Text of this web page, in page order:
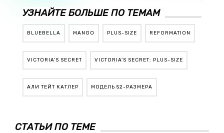
УЗНАЙТЕ БОЛЬШЕ ПО ТЕМАМ
BLUEBELLA MANGO PLUS-SIZE REFORMATION
VICTORIA’S SECRET VICTORIA’S SECRET: PLUS-SIZE
АЛИ ТЕЙТ КАТЛЕР МОДЕЛЬ 52-РАЗМЕРА
СТАТЬИ ПО ТЕМЕ